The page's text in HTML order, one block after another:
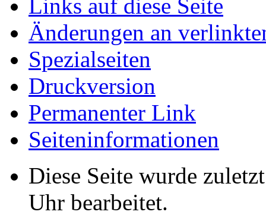
Links auf diese Seite
Änderungen an
Spezialseiten
Druckversion
Permanenter Link
Seiten­informationen
Diese Seite wurde
Uhr bearbeitet.